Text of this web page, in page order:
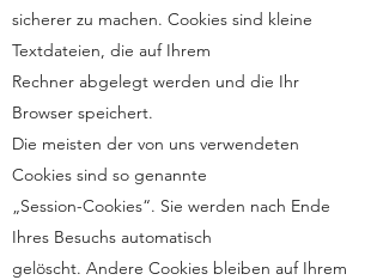
sicherer zu machen. Cookies sind kleine
Textdateien, die auf Ihrem
Rechner abgelegt werden und die Ihr
Browser speichert.
Die meisten der von uns verwendeten
Cookies sind so genannte
„Session-Cookies“. Sie werden nach Ende
Ihres Besuchs automatisch
gelöscht. Andere Cookies bleiben auf Ihrem